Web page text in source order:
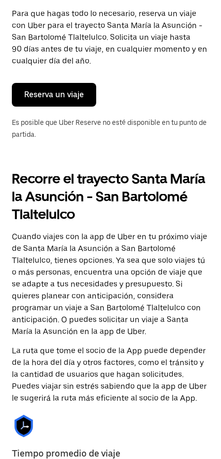
Presiona
la
tecla Esc
para
cerrar
el
calendario.
Para que hagas todo lo necesario, reserva un viaje
con Uber para el trayecto Santa María la Asunción -
San Bartolomé Tlaltelulco. Solicita un viaje hasta
90 días antes de tu viaje, en cualquier momento y en
cualquier día del año.
Reserva un viaje
Es posible que Uber Reserve no esté disponible en tu punto de
partida.
Recorre el trayecto Santa María
la Asunción - San Bartolomé
Tlaltelulco
Cuando viajes con la app de Uber en tu próximo viaje
de Santa María la Asunción a San Bartolomé
Tlaltelulco, tienes opciones. Ya sea que solo viajes tú
o más personas, encuentra una opción de viaje que
se adapte a tus necesidades y presupuesto. Si
quieres planear con anticipación, considera
programar un viaje a San Bartolomé Tlaltelulco con
anticipación. O puedes solicitar un viaje a Santa
María la Asunción en la app de Uber.
La ruta que tome el socio de la App puede depender
de la hora del día y otros factores, como el tránsito y
la cantidad de usuarios que hagan solicitudes.
Puedes viajar sin estrés sabiendo que la app de Uber
le sugerirá la ruta más eficiente al socio de la App.
Tiempo promedio de viaje